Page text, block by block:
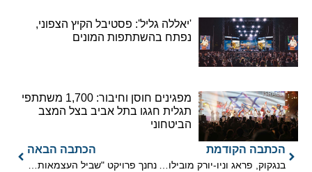
'יאללה גליל': פסטיבל הקיץ הצפוני,
נפתח בהשתתפות המונים
מפגינים חוסן וחיבור: 1,700 משתתפי
תגלית חגגו בתל אביב בצל המצב
הביטחוני
הכתבה הקודמת הכתבה הבאה